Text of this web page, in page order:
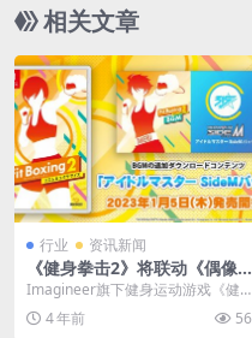
相关文章
行业 资讯新闻
《健身拳击2》将联动《偶像
大师SideM》 推出BGM曲包
Imagineer旗下健身运动游戏《健
身拳击2》宣布将于《偶像大师Side
M》展...
4 年前 56